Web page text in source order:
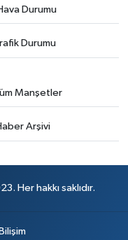
Durumu
Durumu
Manşetler
Arşivi
Her hakkı saklıdır.